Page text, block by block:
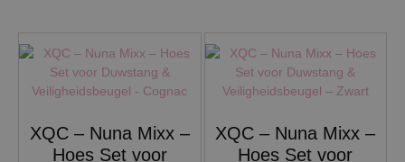
XQC – Nuna Mixx –
Hoes Set voor
XQC – Nuna Mixx –
Hoes Set voor